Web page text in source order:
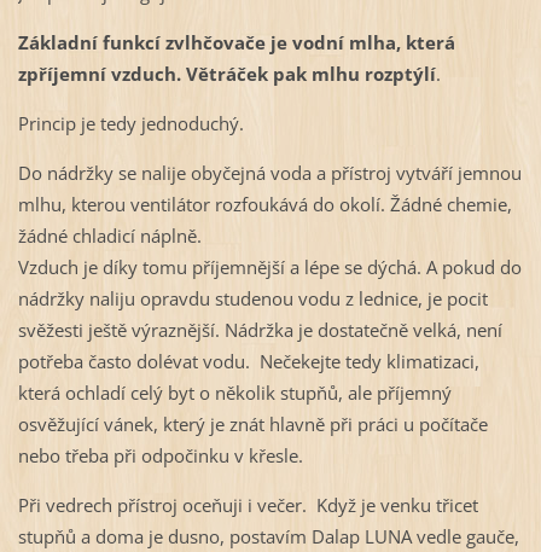
Základní funkcí zvlhčovače je vodní mlha, která
zpříjemní vzduch. Větráček pak mlhu rozptýlí.
Princip je tedy jednoduchý.
Do nádržky se nalije obyčejná voda a přístroj vytváří jemnou
mlhu, kterou ventilátor rozfoukává do okolí. Žádné chemie,
žádné chladicí náplně.
Vzduch je díky tomu příjemnější a lépe se dýchá. A pokud do
nádržky naliju opravdu studenou vodu z lednice, je pocit
svěžesti ještě výraznější. Nádržka je dostatečně velká, není
potřeba často dolévat vodu. Nečekejte tedy klimatizaci,
která ochladí celý byt o několik stupňů, ale příjemný
osvěžující vánek, který je znát hlavně při práci u počítače
nebo třeba při odpočinku v křesle.
Při vedrech přístroj oceňuji i večer. Když je venku třicet
stupňů a doma je dusno, postavím Dalap LUNA vedle gauče,